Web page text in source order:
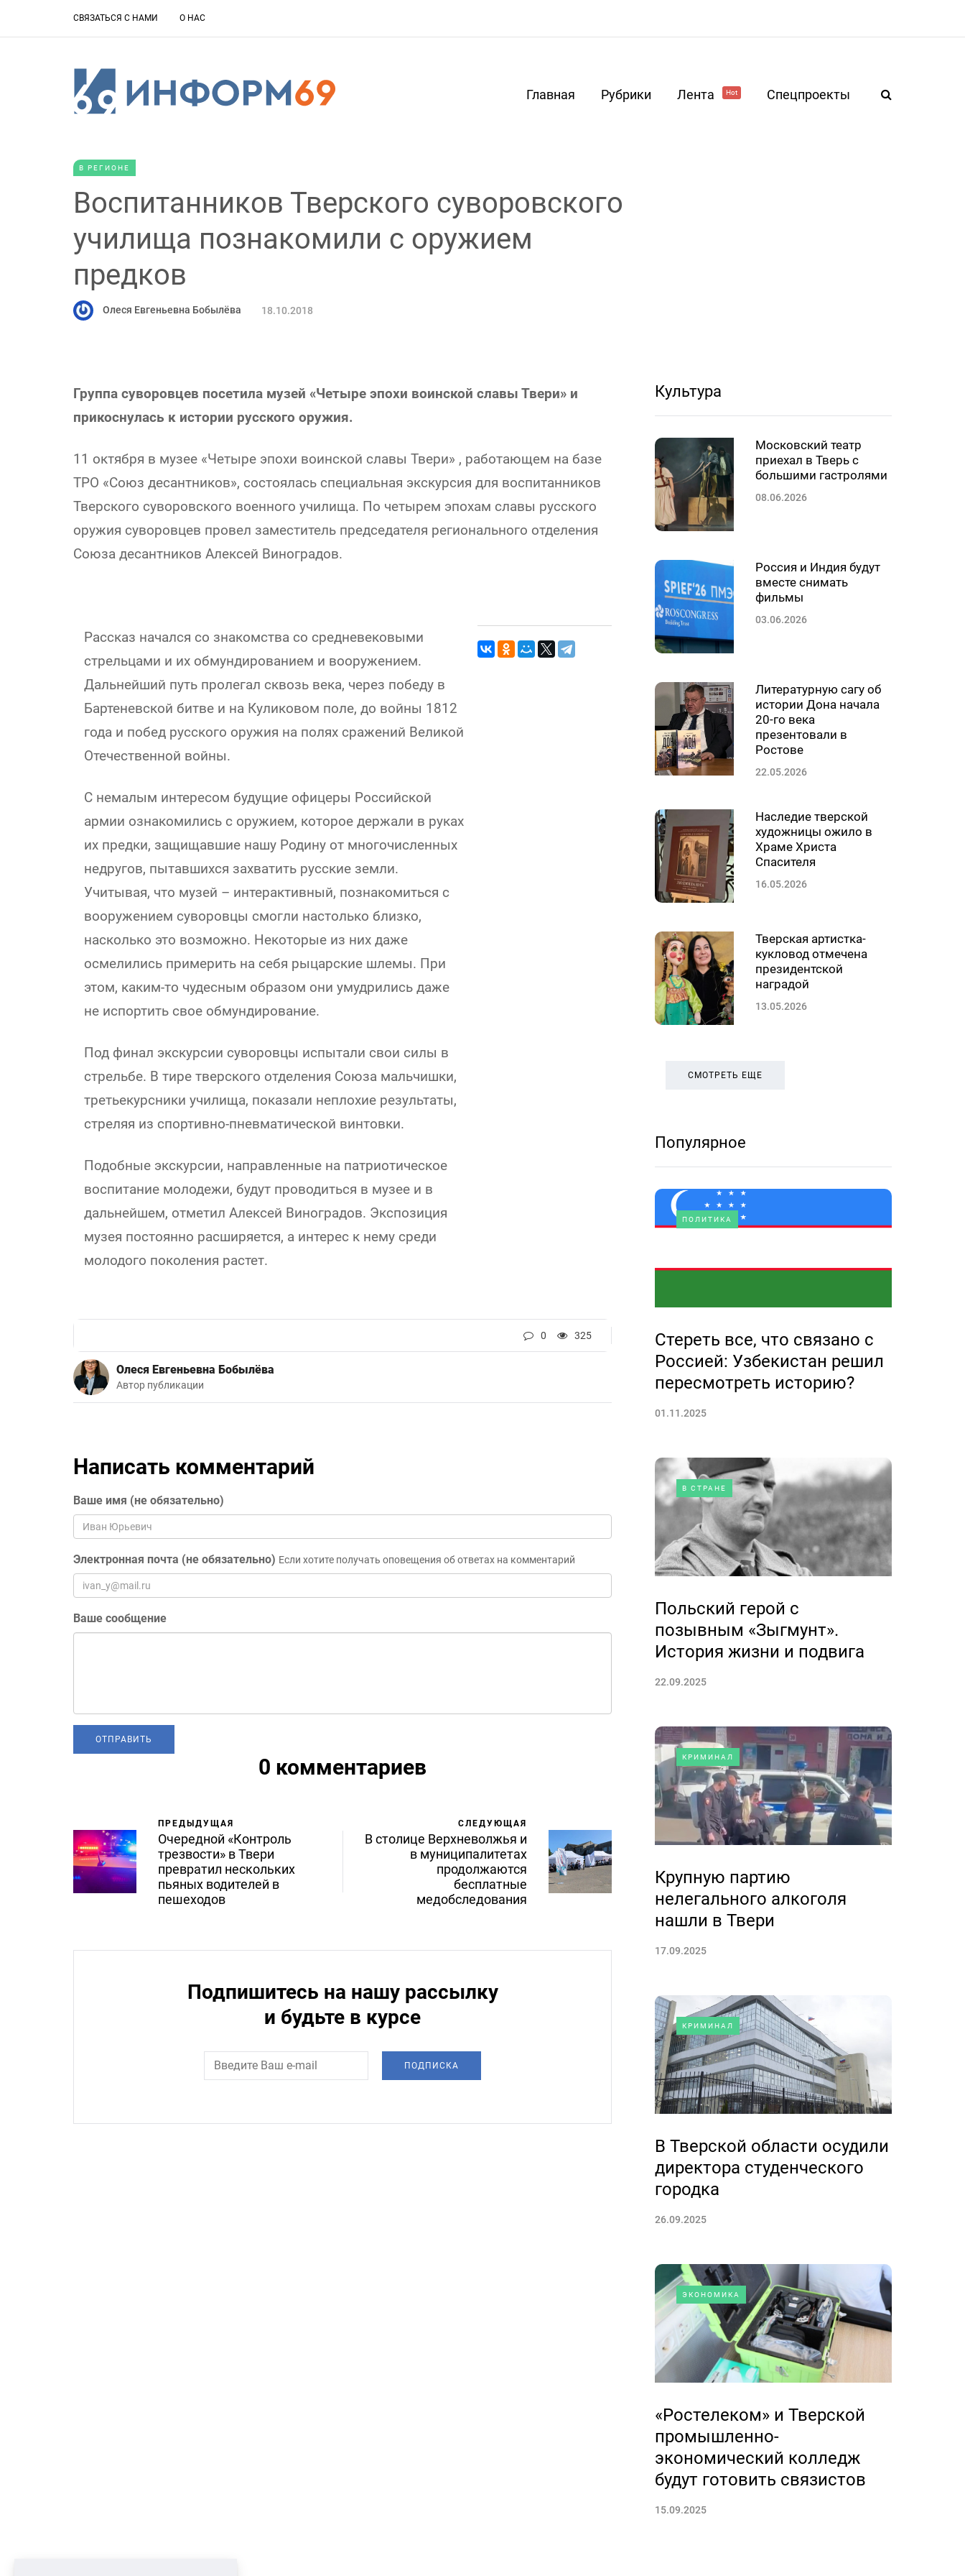
СВЯЗАТЬСЯ С НАМИ О НАС
Главная Рубрики Лента Hot Спецпроекты
В РЕГИОНЕ
Воспитанников Тверского суворовского
училища познакомили с оружием
предков
Олеся Евгеньевна Бобылёва 18.10.2018
Группа суворовцев посетила музей «Четыре эпохи воинской славы Твери» и
прикоснулась к истории русского оружия.
11 октября в музее «Четыре эпохи воинской славы Твери» , работающем на базе
ТРО «Союз десантников», состоялась специальная экскурсия для воспитанников
Тверского суворовского военного училища. По четырем эпохам славы русского
оружия суворовцев провел заместитель председателя регионального отделения
Союза десантников Алексей Виноградов.
Рассказ начался со знакомства со средневековыми
стрельцами и их обмундированием и вооружением.
Дальнейший путь пролегал сквозь века, через победу в
Бартеневской битве и на Куликовом поле, до войны 1812
года и побед русского оружия на полях сражений Великой
Отечественной войны.
С немалым интересом будущие офицеры Российской
армии ознакомились с оружием, которое держали в руках
их предки, защищавшие нашу Родину от многочисленных
недругов, пытавшихся захватить русские земли.
Учитывая, что музей – интерактивный, познакомиться с
вооружением суворовцы смогли настолько близко,
насколько это возможно. Некоторые из них даже
осмелились примерить на себя рыцарские шлемы. При
этом, каким-то чудесным образом они умудрились даже
не испортить свое обмундирование.
Под финал экскурсии суворовцы испытали свои силы в
стрельбе. В тире тверского отделения Союза мальчишки,
третьекурсники училища, показали неплохие результаты,
стреляя из спортивно-пневматической винтовки.
Подобные экскурсии, направленные на патриотическое
воспитание молодежи, будут проводиться в музее и в
дальнейшем, отметил Алексей Виноградов. Экспозиция
музея постоянно расширяется, а интерес к нему среди
молодого поколения растет.
0 325
Олеся Евгеньевна Бобылёва
Автор публикации
Написать комментарий
Ваше имя (не обязательно)
Электронная почта (не обязательно) Если хотите получать оповещения об ответах на комментарий
Ваше сообщение
0 комментариев
ПРЕДЫДУЩАЯ
Очередной «Контроль
трезвости» в Твери
превратил нескольких
пьяных водителей в
пешеходов
СЛЕДУЮЩАЯ
В столице Верхневолжья и
в муниципалитетах
продолжаются
бесплатные
медобследования
Подпишитесь на нашу рассылку
и будьте в курсе
ПОДПИСКА
Культура
Московский театр
приехал в Тверь с
большими гастролями
08.06.2026
Россия и Индия будут
вместе снимать
фильмы
03.06.2026
Литературную сагу об
истории Дона начала
20-го века
презентовали в
Ростове
22.05.2026
Наследие тверской
художницы ожило в
Храме Христа
Спасителя
16.05.2026
Тверская артистка-
кукловод отмечена
президентской
наградой
13.05.2026
СМОТРЕТЬ ЕЩЕ
Популярное
ПОЛИТИКА
Стереть все, что связано с
Россией: Узбекистан решил
пересмотреть историю?
01.11.2025
В СТРАНЕ
Польский герой с
позывным «Зыгмунт».
История жизни и подвига
22.09.2025
КРИМИНАЛ
Крупную партию
нелегального алкоголя
нашли в Твери
17.09.2025
КРИМИНАЛ
В Тверской области осудили
директора студенческого
городка
26.09.2025
ЭКОНОМИКА
«Ростелеком» и Тверской
промышленно-
экономический колледж
будут готовить связистов
15.09.2025